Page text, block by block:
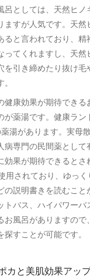
呂としては、天然ヒノ
ますが人気です。天然
ると言われており、精
ってくれますし、天然
を引き締めたり抜け毛
康効果が期待できる
が薬湯です。健康ラン
湯があります。実母
病専門の民間薬とし
効果が期待できるとさ
用されており、ゆっ
の説明書きを読むこと
トバス、ハイパワーバ
お風呂がありますので
すことが可能です。
カと美肌効果アッ